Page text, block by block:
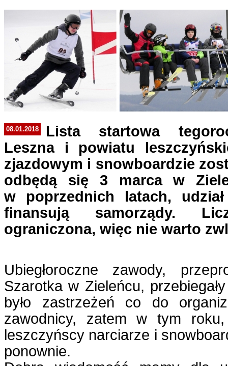
08.01.2018
Lista startowa
Leszna i powiatu
zjazdowym i snowboardzie
odbędą się 3 marca w
w poprzednich latach,
finansują samorządy.
ograniczona, więc nie warto
Ubiegłoroczne zawody,
Szarotka w Zieleńcu,
było zastrzeżeń co do
zawodnicy, zatem w tym
leszczyńscy narciarze i
ponownie.